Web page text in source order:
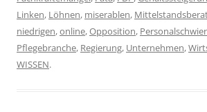
Linken, Löhnen, miserablen,
niedrigen,online,Opposition,
Pflegebranche, Regierung, Unternehmen,
WISSEN.